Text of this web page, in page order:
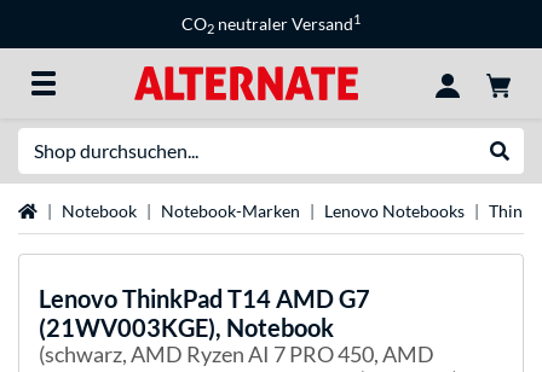
CO2 neutraler Versand1
StartseiteNotebook Notebook-Marken Lenovo Notebooks
LenovoThinkPad T14 AMD G7
(21WV003KGE), Notebook
(schwarz, AMD Ryzen AI 7 PRO 450, AMD